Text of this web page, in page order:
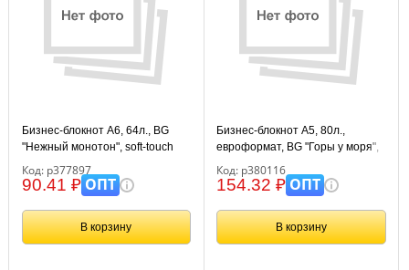
Бизнес-блокнот А6, 64л., BG
"Нежный монотон", soft-touch
ламинация
Код: р377897
90.41 ₽ОПТ
В корзину
Бизнес-блокнот А5, 80л.,
евроформат, BG "Горы у моря",
глянцевая ламинация
Код: р380116
154.32 ₽ОПТ
В корзину